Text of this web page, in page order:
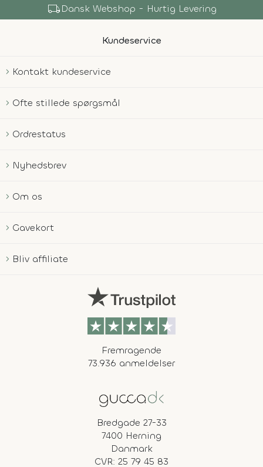
local_shippingDansk Webshop - Hurtig Levering
Kundeservice
Kontakt kundeservice
Ofte stillede spørgsmål
Ordrestatus
Nyhedsbrev
Om os
Gavekort
Bliv affiliate
Fremragende
73.936 anmeldelser
Bredgade 27-33
7400 Herning
Danmark
CVR: 25 79 45 83